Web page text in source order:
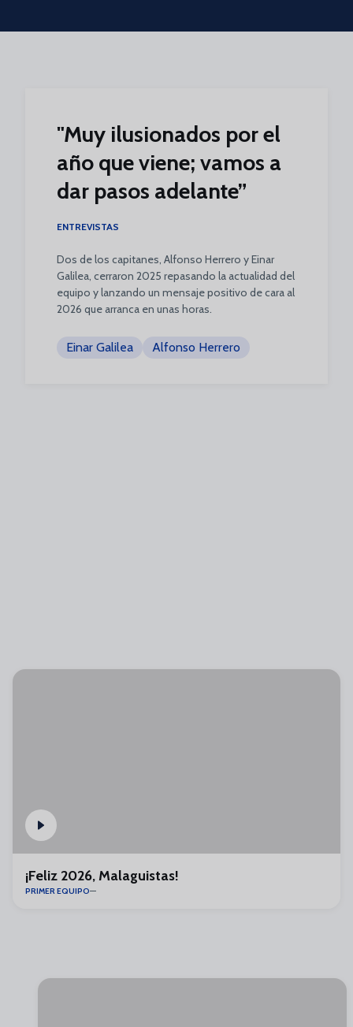
Skip to main content
"Muy ilusionados por el
año que viene; vamos a
dar pasos adelante”
ENTREVISTAS
Dos de los capitanes, Alfonso Herrero y Einar
Galilea, cerraron 2025 repasando la actualidad del
equipo y lanzando un mensaje positivo de cara al
2026 que arranca en unas horas.
Einar Galilea Alfonso Herrero
¡Feliz 2026, Malaguistas!
PRIMER EQUIPO